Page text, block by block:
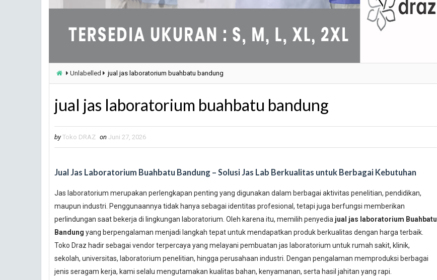
Unlabelled jual jas laboratorium buahbatu bandung
jual jas laboratorium buahbatu bandung
by Toko DRAZ on Juni 27, 2026
Jual Jas Laboratorium Buahbatu Bandung – Solusi Jas Lab Berkualitas untuk Berbagai Kebutuhan
Jas laboratorium merupakan perlengkapan penting yang digunakan dalam berbagai aktivitas penelitian, pendidikan,
maupun industri. Penggunaannya tidak hanya sebagai identitas profesional, tetapi juga berfungsi memberikan
perlindungan saat bekerja di lingkungan laboratorium. Oleh karena itu, memilih penyedia jual jas laboratorium Buahbatu
Bandung yang berpengalaman menjadi langkah tepat untuk mendapatkan produk berkualitas dengan harga terbaik.
Toko Draz hadir sebagai vendor terpercaya yang melayani pembuatan jas laboratorium untuk rumah sakit, klinik,
sekolah, universitas, laboratorium penelitian, hingga perusahaan industri. Dengan pengalaman memproduksi berbagai
jenis seragam kerja, kami selalu mengutamakan kualitas bahan, kenyamanan, serta hasil jahitan yang rapi.